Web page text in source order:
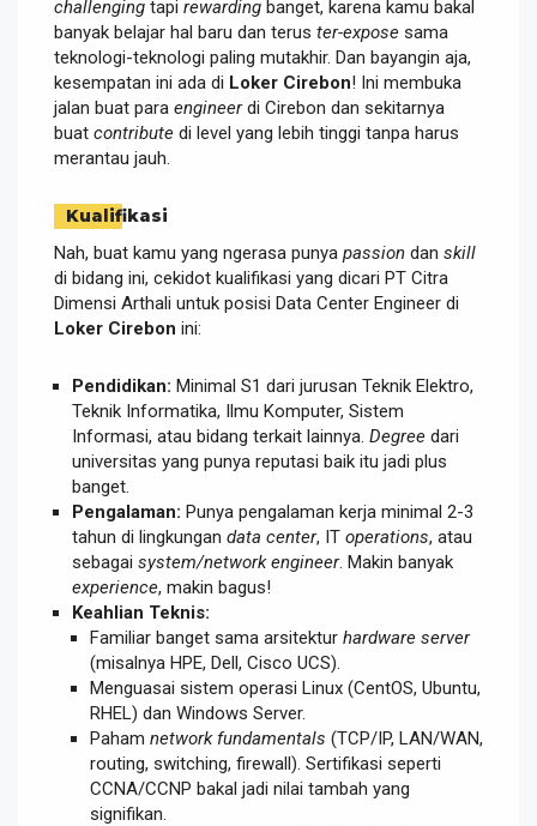
challenging tapi rewarding banget, karena kamu bakal
banyak belajar hal baru dan terus ter-expose sama
teknologi-teknologi paling mutakhir. Dan bayangin aja,
kesempatan ini ada di Loker Cirebon! Ini membuka
jalan buat para engineerdi Cirebon dan sekitarnya
buat contribute di level yang lebih tinggi tanpa harus
merantau jauh.
Kualifikasi
Nah, buat kamu yang ngerasa punya passion dan skill
di bidang ini, cekidot kualifikasi yang dicari PT Citra
Dimensi Arthali untuk posisi Data Center Engineer di
Loker Cirebon ini:
Pendidikan: Minimal S1 dari jurusan Teknik Elektro,
Teknik Informatika, Ilmu Komputer, Sistem
Informasi, atau bidang terkait lainnya. Degree dari
universitas yang punya reputasi baik itu jadi plus
banget.
Pengalaman: Punya pengalaman kerja minimal 2-3
tahun di lingkungan data center, IT operations, atau
sebagai system/network engineer. Makin banyak
experience, makin bagus!
Keahlian Teknis:
Familiar banget sama arsitektur hardware server
(misalnya HPE, Dell, Cisco UCS).
Menguasai sistem operasi Linux (CentOS, Ubuntu,
RHEL) dan Windows Server.
Paham network fundamentals (TCP/IP, LAN/WAN,
routing, switching, firewall). Sertifikasi seperti
CCNA/CCNP bakal jadi nilai tambah yang
signifikan.